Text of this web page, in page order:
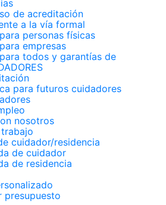
de acreditación
a la vía formal
personas físicas
empresas
todos y garantías de
para futuros cuidadores
nosotros
cuidador/residencia
de cuidador
de residencia
presupuesto